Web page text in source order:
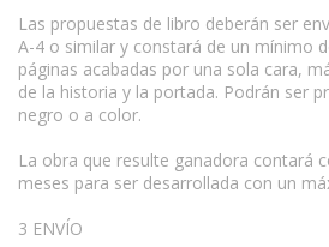
Las propuestas de libro deberán ser
A-4 o similar y constará de un mínimo
páginas acabadas por una sola cara,
de la historia y la portada. Podrán ser
negro o a color.
La obra que resulte ganadora contará
meses para ser desarrollada con un
3 ENVÍO